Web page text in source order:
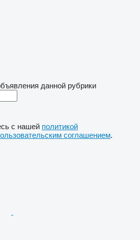
данной рубрики
с нашей политикой
соглашением.